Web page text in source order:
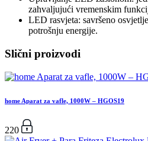
zahvaljujući vremenskim
LED rasvjeta: savršeno
potrošnju energije.
Slični proizvodi
home Aparat za vafle, 1000W – HGOS19
220